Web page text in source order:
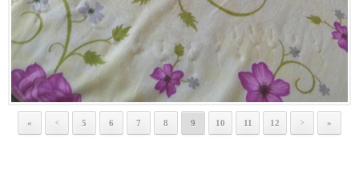
« < 5 6 7 8 9 10 11 12 > »